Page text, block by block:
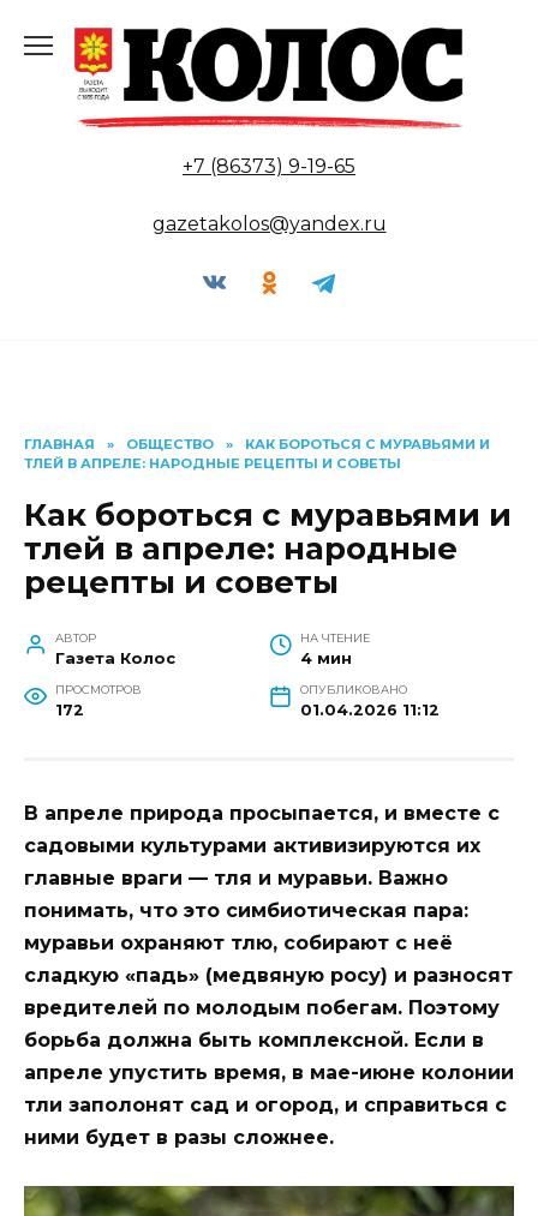
содержанию
+7 (86373) 9-19-65
gazetakolos@yandex.ru
ГЛАВНАЯ » ОБЩЕСТВО »
КАК БОРОТЬСЯ С МУРАВЬЯМИ И
ТЛЕЙ В АПРЕЛЕ: НАРОДНЫЕ РЕЦЕПТЫ И СОВЕТЫ
Как бороться с муравьями и
тлей в апреле: народные
рецепты и советы
АВТОР
Газета Колос
НА ЧТЕНИЕ
4 мин
ПРОСМОТРОВ
172
ОПУБЛИКОВАНО
01.04.2026 11:12
В апреле природа просыпается, и вместе с
садовыми культурами активизируются их
главные враги — тля и муравьи. Важно
понимать, что это симбиотическая пара:
муравьи охраняют тлю, собирают с неё
сладкую «падь» (медвяную росу) и разносят
вредителей по молодым побегам. Поэтому
борьба должна быть комплексной. Если в
апреле упустить время, в мае-июне колонии
тли заполонят сад и огород, и справиться с
ними будет в разы сложнее.